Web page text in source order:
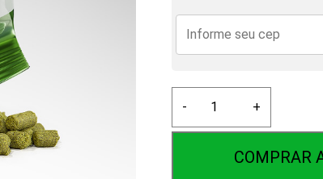
-
Galena
50g
quantidade
+
COMPRAR